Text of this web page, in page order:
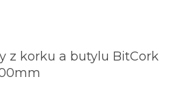
z korku a butylu BitCork